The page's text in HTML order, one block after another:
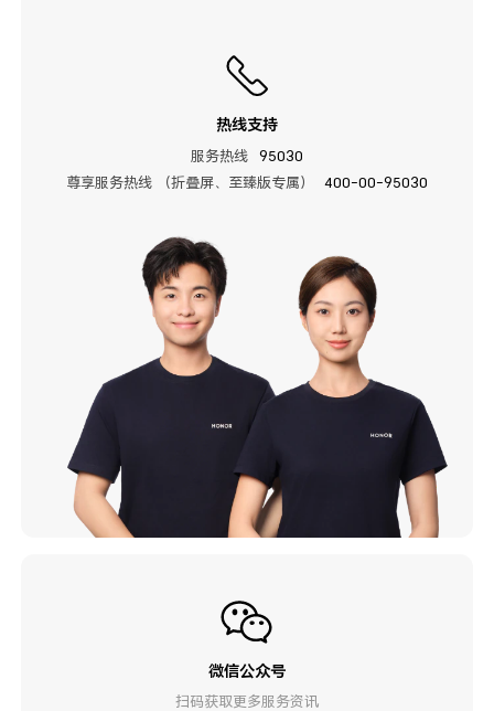
热线支持
服务热线
95030
尊享服务热线 （折叠屏、至臻版专属）
400-00-95030
微信公众号
扫码获取更多服务资讯